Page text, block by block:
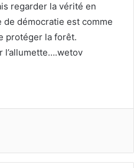
regarder la vérité en
démocratie est comme
protéger la forêt.
l’allumette….wetov